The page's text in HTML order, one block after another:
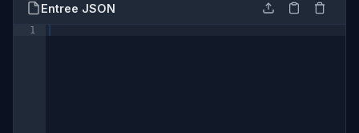
Entree JSON
1